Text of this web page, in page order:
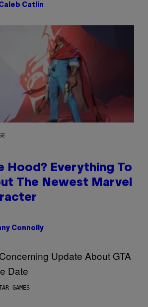
Catlin
Hood? Everything To
The Newest Marvel
Connolly
GAMES